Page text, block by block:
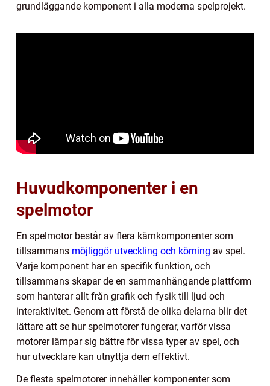
grundläggande komponent i alla moderna spelprojekt.
Huvudkomponenter i en
spelmotor
En spelmotor består av flera kärnkomponenter som
tillsammans möjliggör utveckling och körning av spel.
Varje komponent har en specifik funktion, och
tillsammans skapar de en sammanhängande plattform
som hanterar allt från grafik och fysik till ljud och
interaktivitet. Genom att förstå de olika delarna blir det
lättare att se hur spelmotorer fungerar, varför vissa
motorer lämpar sig bättre för vissa typer av spel, och
hur utvecklare kan utnyttja dem effektivt.
De flesta spelmotorer innehåller komponenter som